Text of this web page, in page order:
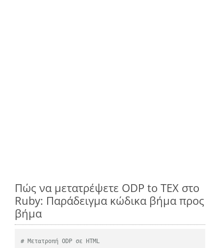
Πώς να μετατρέψετε ODP to TEX στο
Ruby: Παράδειγμα κώδικα βήμα προς
βήμα
# Μετατροπή ODP σε HTML